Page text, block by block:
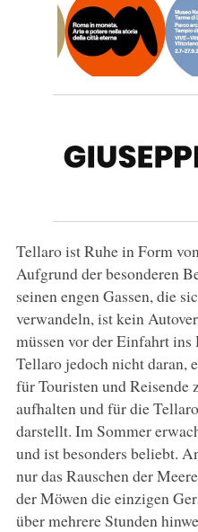
Tellaro ist Ruhe in Form
Aufgrund der besonderen
seinen engen Gassen, die
verwandeln, ist kein
müssen vor der Einfahrt
Tellaro jedoch nicht daran,
für Touristen und Reisende
aufhalten und für die
darstellt. Im Sommer
und ist besonders beliebt.
nur das Rauschen der
der Möwen die einzigen
über mehrere Stunden